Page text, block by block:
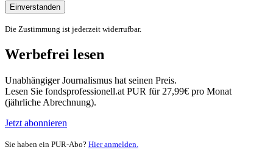
Einverstanden
Die Zustimmung ist jederzeit widerrufbar.
Werbefrei lesen
Unabhängiger Journalismus hat seinen Preis.
Lesen Sie fondsprofessionell.at PUR für 27,99€ pro Monat
(jährliche Abrechnung).
Jetzt abonnieren
Sie haben ein PUR-Abo? Hier anmelden.